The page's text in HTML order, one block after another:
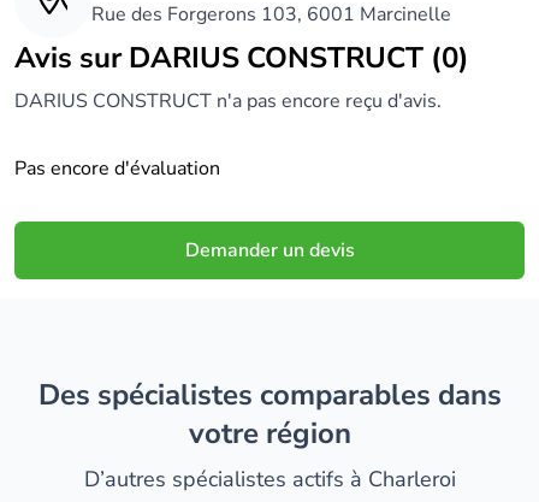
Rue des Forgerons 103, 6001 Marcinelle
Avis sur DARIUS CONSTRUCT (0)
DARIUS CONSTRUCT n'a pas encore reçu d'avis.
Pas encore d'évaluation
Demander un devis
Des spécialistes comparables dans
votre région
D’autres spécialistes actifs à Charleroi